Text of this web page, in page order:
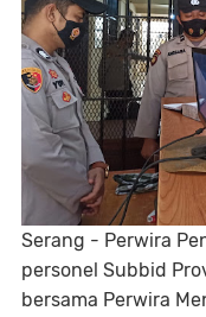
Serang - Perwira
personel Subbid
bersama Perwira